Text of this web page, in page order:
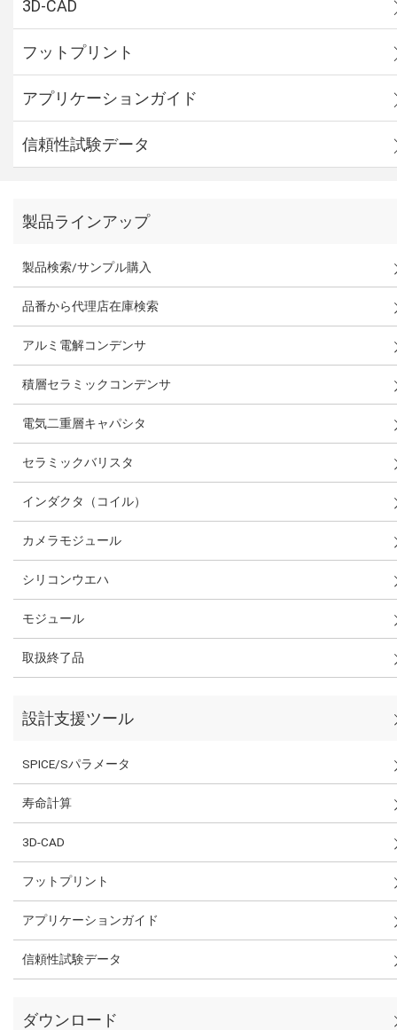
3D-CAD
フットプリント
アプリケーションガイド
信頼性試験データ
製品ラインアップ
製品検索/サンプル購入
品番から代理店在庫検索
アルミ電解コンデンサ
積層セラミックコンデンサ
電気二重層キャパシタ
セラミックバリスタ
インダクタ（コイル）
カメラモジュール
シリコンウエハ
モジュール
取扱終了品
設計支援ツール
SPICE/Sパラメータ
寿命計算
3D-CAD
フットプリント
アプリケーションガイド
信頼性試験データ
ダウンロード